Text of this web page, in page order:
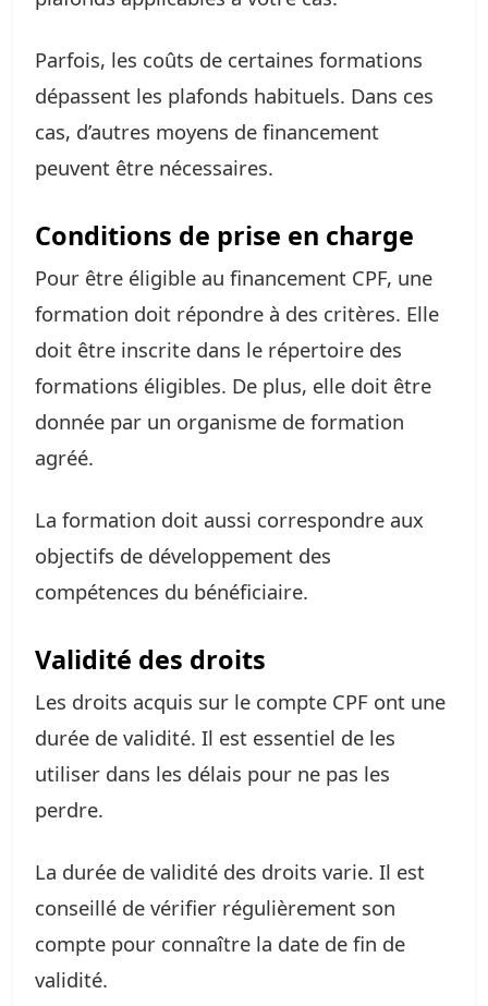
Parfois, les coûts de certaines formations
dépassent les plafonds habituels. Dans ces
cas, d’autres moyens de financement
peuvent être nécessaires.
Conditions de prise en charge
Pour être éligible au financement CPF, une
formation doit répondre à des critères. Elle
doit être inscrite dans le répertoire des
formations éligibles. De plus, elle doit être
donnée par un organisme de formation
agréé.
La formation doit aussi correspondre aux
objectifs de développement des
compétences du bénéficiaire.
Validité des droits
Les droits acquis sur le compte CPF ont une
durée de validité. Il est essentiel de les
utiliser dans les délais pour ne pas les
perdre.
La durée de validité des droits varie. Il est
conseillé de vérifier régulièrement son
compte pour connaître la date de fin de
validité.